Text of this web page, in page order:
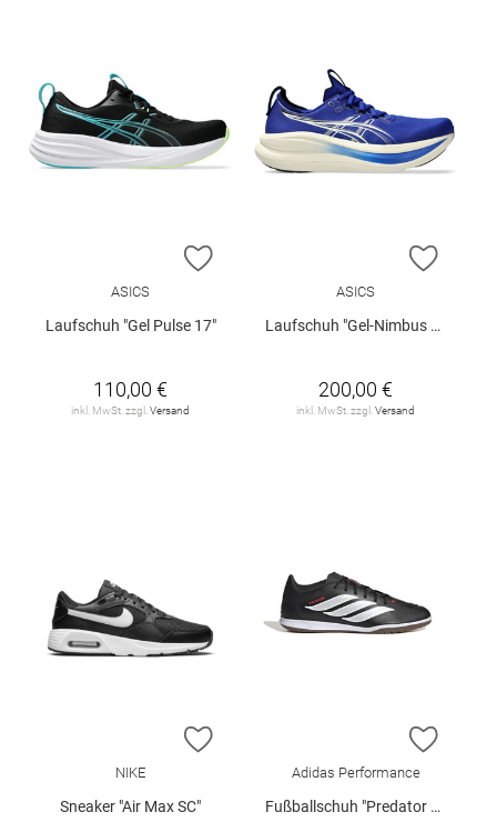
ZUR WUNSCHLISTE HINZUFÜGEN
ASICS
Laufschuh "Gel Pulse 17"
110,00 €
inkl. MwSt. zzgl.Versand
ZUR
ASICS
Laufschuh "Gel-Nimbus 28"
200,00 €
inkl. MwSt. zzgl.Versand
ZUR WUNSCHLISTE HINZUFÜGEN
NIKE
Sneaker "Air Max SC"
ZUR
Adidas Performance
Fußballschuh "Predator Club IN Salsa"